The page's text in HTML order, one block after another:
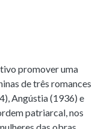
promover uma
de três romances
Angústia (1936) e
patriarcal, nos